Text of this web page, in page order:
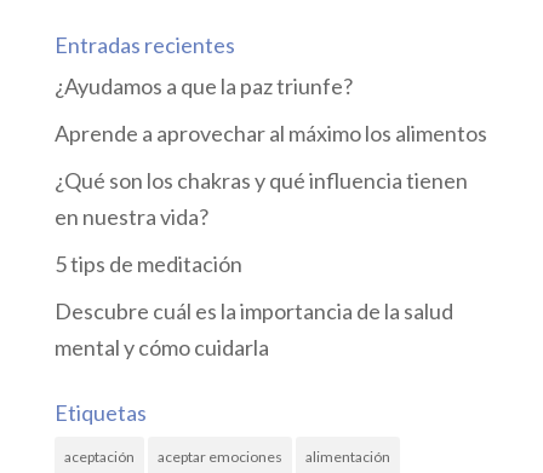
Entradas recientes
¿Ayudamos a que la paz triunfe?
Aprende a aprovechar al máximo los alimentos
¿Qué son los chakras y qué influencia tienen
en nuestra vida?
5 tips de meditación
Descubre cuál es la importancia de la salud
mental y cómo cuidarla
Etiquetas
aceptación aceptar emociones alimentación